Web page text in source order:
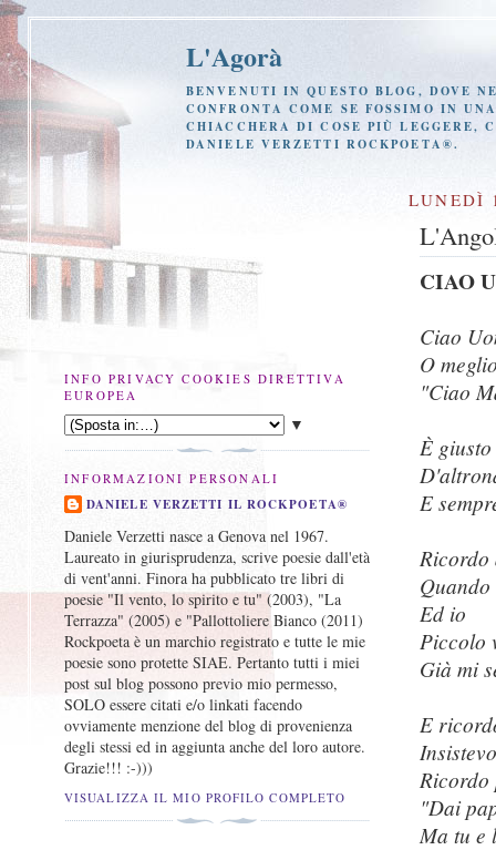
L'Agorà
BENVENUTI IN QUESTO BLOG, DOVE
CONFRONTA COME SE FOSSIMO IN
CHIACCHERA DI COSE PIÙ LEGGERE,
DANIELE VERZETTI ROCKPOETA®.
LUNEDÌ
CIAO
Ciao
O
"Ciao
È
E
Ed io
Piccolo
Già mi
E
"Dai
Ma tu e
INFO PRIVACY COOKIES DIRETTIVA
EUROPEA
▼
INFORMAZIONI PERSONALI
DANIELE VERZETTI IL ROCKPOETA®
Daniele Verzetti nasce a Genova nel 1967.
Laureato in giurisprudenza, scrive poesie dall'età
di vent'anni. Finora ha pubblicato tre libri di
poesie "Il vento, lo spirito e tu" (2003), "La
Terrazza" (2005) e "Pallottoliere Bianco (2011)
Rockpoeta è un marchio registrato e tutte le mie
poesie sono protette SIAE. Pertanto tutti i miei
post sul blog possono previo mio permesso,
SOLO essere citati e/o linkati facendo
ovviamente menzione del blog di provenienza
degli stessi ed in aggiunta anche del loro autore.
Grazie!!! :-)))
VISUALIZZA IL MIO PROFILO COMPLETO